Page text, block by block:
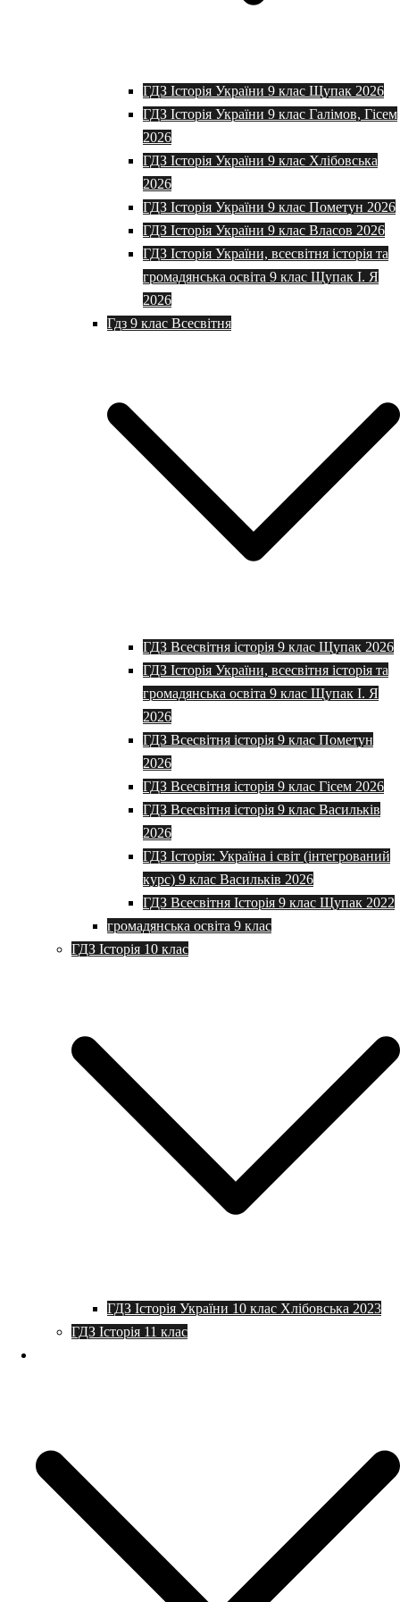
ГДЗ Історія України 9 клас Щупак 2026
ГДЗ Історія України 9 клас Галімов, Гісем
2026
ГДЗ Історія України 9 клас Хлібовська
2026
ГДЗ Історія України 9 клас Пометун 2026
ГДЗ Історія України 9 клас Власов 2026
ГДЗ Історія України, всесвітня історія та
громадянська освіта 9 клас Щупак І. Я
2026
Гдз 9 клас Всесвітня
ГДЗ Всесвітня історія 9 клас Щупак 2026
ГДЗ Історія України, всесвітня історія та
громадянська освіта 9 клас Щупак І. Я
2026
ГДЗ Всесвітня історія 9 клас Пометун
2026
ГДЗ Всесвітня історія 9 клас Гісем 2026
ГДЗ Всесвітня історія 9 клас Васильків
2026
ГДЗ Історія: Україна і світ (інтегрований
курс) 9 клас Васильків 2026
ГДЗ Всесвітня Історія 9 клас Щупак 2022
громадянська освіта 9 клас
ГДЗ Історія 10 клас
ГДЗ Історія України 10 клас Хлібовська 2023
ГДЗ Історія 11 клас